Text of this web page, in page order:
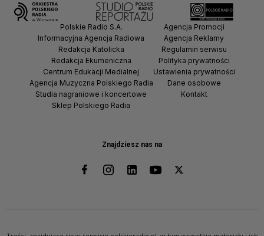
Znajdziesz nas na
Polskie Radio S.A.
Informacyjna Agencja Radiowa
Redakcja Katolicka
Redakcja Ekumeniczna
Centrum Edukacji Medialnej
Agencja Muzyczna Polskiego Radia
Studia nagraniowe i koncertowe
Sklep Polskiego Radia
Agencja Promocji
Agencja Reklamy
Regulamin serwisu
Polityka prywatności
Ustawienia prywatności
Dane osobowe
Kontakt